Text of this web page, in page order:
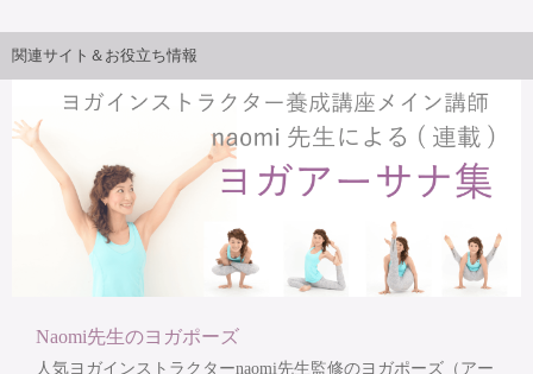
関連サイト＆お役立ち情報
Naomi先生のヨガポーズ
人気ヨガインストラクターnaomi先生監修のヨガポーズ（アー